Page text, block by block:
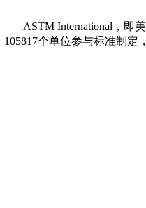
ASTM International，即
105817个单位参与标准制定